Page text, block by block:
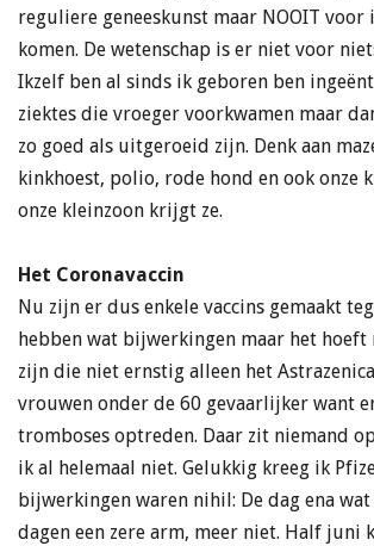
reguliere geneeskunst maar NOOIT voor
komen. De wetenschap is er niet voor
Ikzelf ben al sinds ik geboren ben
ziektes die vroeger voorkwamen maar
zo goed als uitgeroeid zijn. Denk aan
kinkhoest, polio, rode hond en ook onze
onze kleinzoon krijgt ze.
Het Coronavaccin
Nu zijn er dus enkele vaccins gemaakt
hebben wat bijwerkingen maar het hoeft
zijn die niet ernstig alleen het
vrouwen onder de 60 gevaarlijker want
tromboses optreden. Daar zit niemand
ik al helemaal niet. Gelukkig kreeg ik
bijwerkingen waren nihil: De dag ena wat
dagen een zere arm, meer niet. Half juni